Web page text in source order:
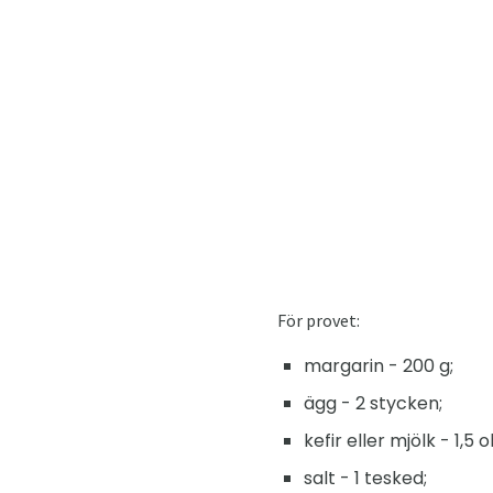
För provet:
margarin - 200 g;
ägg - 2 stycken;
kefir eller mjölk - 1,5
salt - 1 tesked;